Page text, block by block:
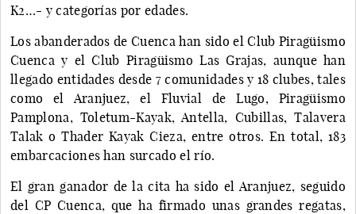
K2…- y categorías por edades.
Los abanderados de Cuenca han sido el Club Piragüismo
Cuenca y el Club Piragüismo Las Grajas, aunque han
llegado entidades desde 7 comunidades y 18 clubes, tales
como el Aranjuez, el Fluvial de Lugo, Piragüismo
Pamplona, Toletum-Kayak, Antella, Cubillas, Talavera
Talak o Thader Kayak Cieza, entre otros. En total, 183
embarcaciones han surcado el río.
El gran ganador de la cita ha sido el Aranjuez, seguido
del CP Cuenca, que ha firmado unas grandes regatas,